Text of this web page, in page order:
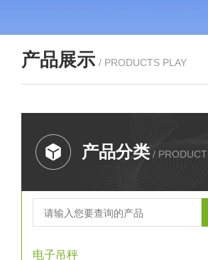
产品展示 / PRODUCTS PLAY
产品分类 / PRODUCT
电子吊秤